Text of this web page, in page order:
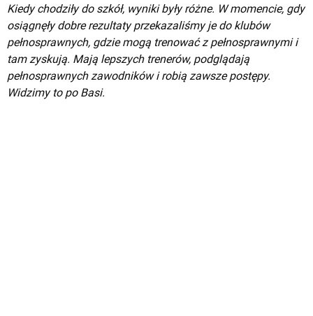
Kiedy chodziły do szkół, wyniki były różne. W momencie, gdy
osiągnęły dobre rezultaty przekazaliśmy je do klubów
pełnosprawnych, gdzie mogą trenować z pełnosprawnymi i
tam zyskują. Mają lepszych trenerów, podglądają
pełnosprawnych zawodników i robią zawsze postępy.
Widzimy to po Basi.